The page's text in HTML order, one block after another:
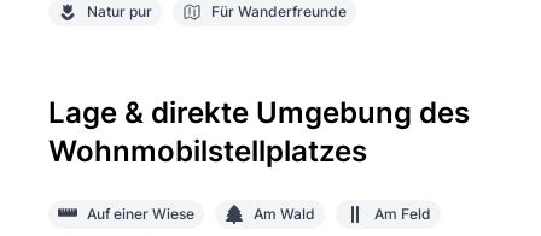
Natur pur Für Wanderfreunde
Lage & direkte Umgebung des
Wohnmobilstellplatzes
Auf einer Wiese Am Wald Am Feld